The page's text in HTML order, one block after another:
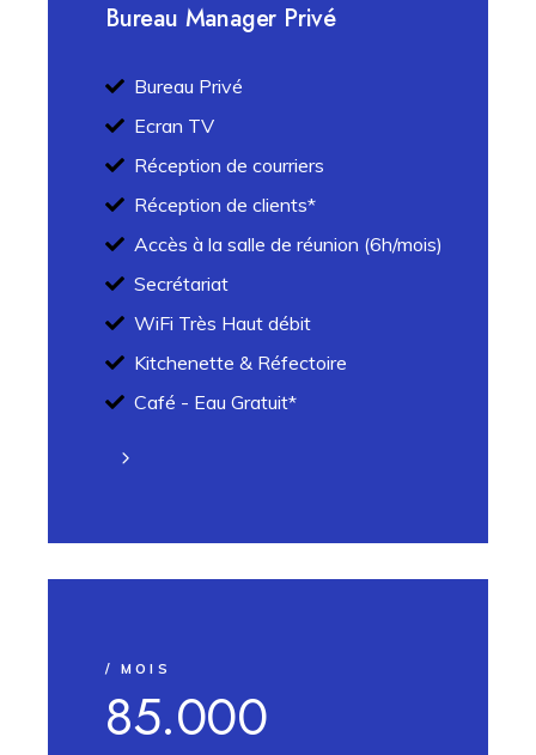
Bureau Manager Privé
Bureau Privé
Ecran TV
Réception de courriers
Réception de clients*
Accès à la salle de réunion (6h/mois)
Secrétariat
WiFi Très Haut débit
Kitchenette & Réfectoire
Café - Eau Gratuit*
/ MOIS
85.000